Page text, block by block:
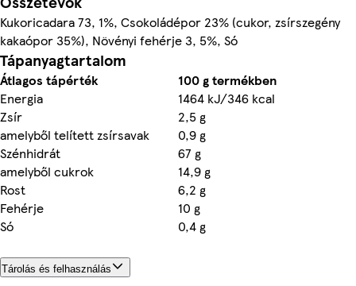
Kukoricadara 73, 1%, Csokoládépor 23% (cukor, zsírszegény
kakaópor 35%), Növényi fehérje 3, 5%, Só
Tápanyagtartalom
Átlagos tápérték
100 g termékben
Energia
1464 kJ/346 kcal
Zsír
2,5 g
amelyből telített zsírsavak
0,9 g
Szénhidrát
67 g
amelyből cukrok
14,9 g
Rost
6,2 g
Fehérje
10 g
Só
0,4 g
Tárolás és felhasználás